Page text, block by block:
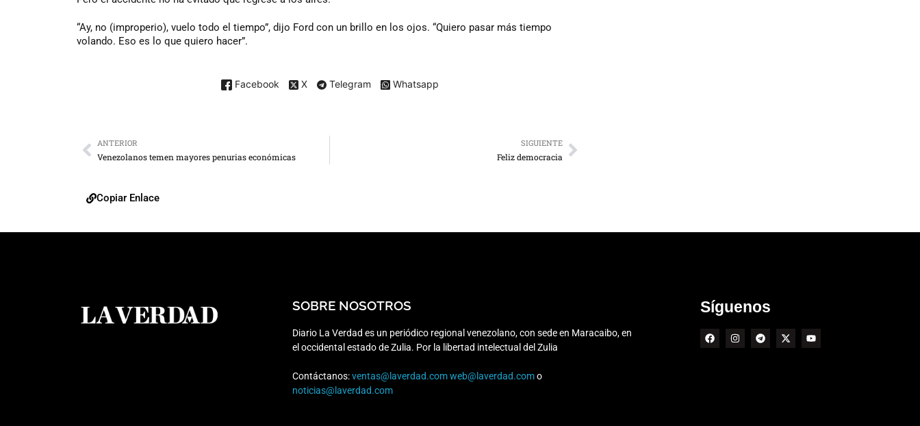
“Ay, no (improperio), vuelo todo el tiempo”, dijo Ford con un brillo en los ojos. “Quiero pasar más tiempo
volando. Eso es lo que quiero hacer”.
Facebook X Telegram Whatsapp
ANTERIOR
Venezolanos temen mayores penurias económicas
SIGUIENTE
Feliz democracia
Copiar Enlace
SOBRE NOSOTROS
Diario La Verdad es un periódico regional venezolano, con sede en Maracaibo, en
el occidental estado de Zulia. Por la libertad intelectual del Zulia
Contáctanos:ventas@laverdad.comweb@laverdad.como
noticias@laverdad.com
Síguenos